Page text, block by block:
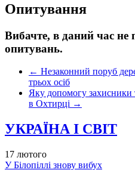
Опитування
Вибачте, в даний час не
опитувань.
← Незаконний поруб
трьох осіб
Яку допомогу захисники
в Охтирці →
УКРАЇНА І СВІТ
17 лютого
У Білопіллі знову вибух